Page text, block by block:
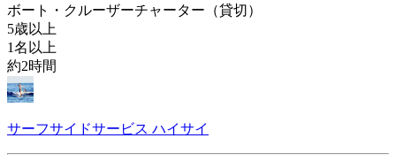
ボート・クルーザーチャーター（貸切）
5歳以上
1名以上
約2時間
サーフサイドサービス ハイサイ